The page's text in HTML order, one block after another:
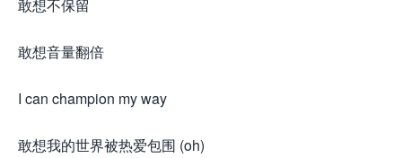
敢想不保留
敢想音量翻倍
I can champion my way
敢想我的世界被热爱包围 (oh)